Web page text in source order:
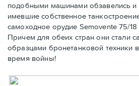
подобными машинами обзавелись и
имевшие собственное
самоходное орудие Semovente 75/
Причем для обеих стран они стали
образцами бронетанковой техники
время войны!